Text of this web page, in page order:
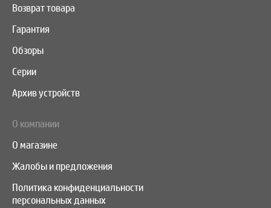
Возврат товара
Гарантия
Обзоры
Серии
Архив устройств
О компании
О магазине
Жалобы и предложения
Политика конфиденциальности
персональных данных